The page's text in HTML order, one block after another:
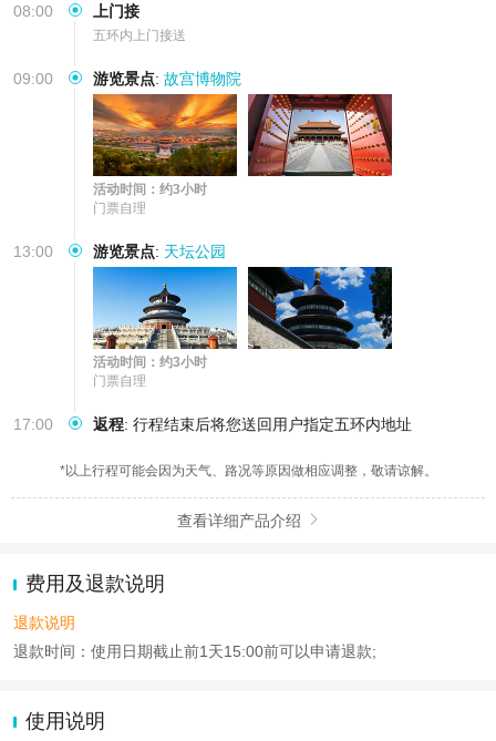
08:00 上门接
五环内上门接送
09:00 游览景点: 故宫博物院
活动时间：约3小时
门票自理
13:00 游览景点: 天坛公园
活动时间：约3小时
门票自理
17:00 返程: 行程结束后将您送回用户指定五环内地址
*以上行程可能会因为天气、路况等原因做相应调整，敬请谅解。
查看详细产品介绍 
费用及退款说明
退款说明
退款时间：使用日期截止前1天15:00前可以申请退款;
使用说明